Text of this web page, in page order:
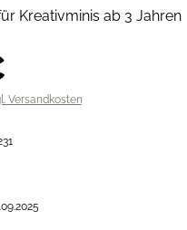
Kreativminis ab 3 Jahren
Versandkosten